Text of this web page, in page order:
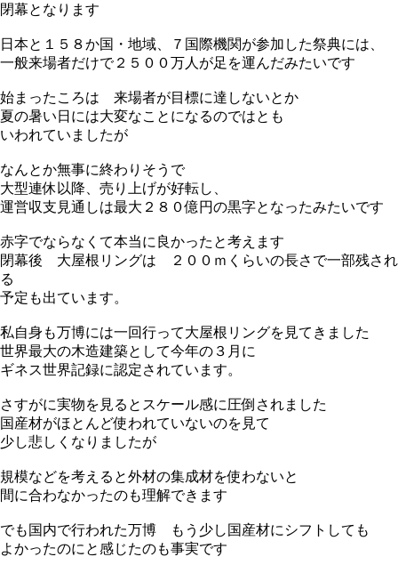
閉幕となります
日本と１５８か国・地域、７国際機関が参加した祭典には、
一般来場者だけで２５００万人が足を運んだみたいです
始まったころは 来場者が目標に達しないとか
夏の暑い日には大変なことになるのではとも
いわれていましたが
なんとか無事に終わりそうで
大型連休以降、売り上げが好転し、
運営収支見通しは最大２８０億円の黒字となったみたいです
赤字でならなくて本当に良かったと考えます
閉幕後 大屋根リングは ２００ｍくらいの長さで一部残され
る
予定も出ています。
私自身も万博には一回行って大屋根リングを見てきました
世界最大の木造建築として今年の３月に
ギネス世界記録に認定されています。
さすがに実物を見るとスケール感に圧倒されました
国産材がほとんど使われていないのを見て
少し悲しくなりましたが
規模などを考えると外材の集成材を使わないと
間に合わなかったのも理解できます
でも国内で行われた万博 もう少し国産材にシフトしても
よかったのにと感じたのも事実です